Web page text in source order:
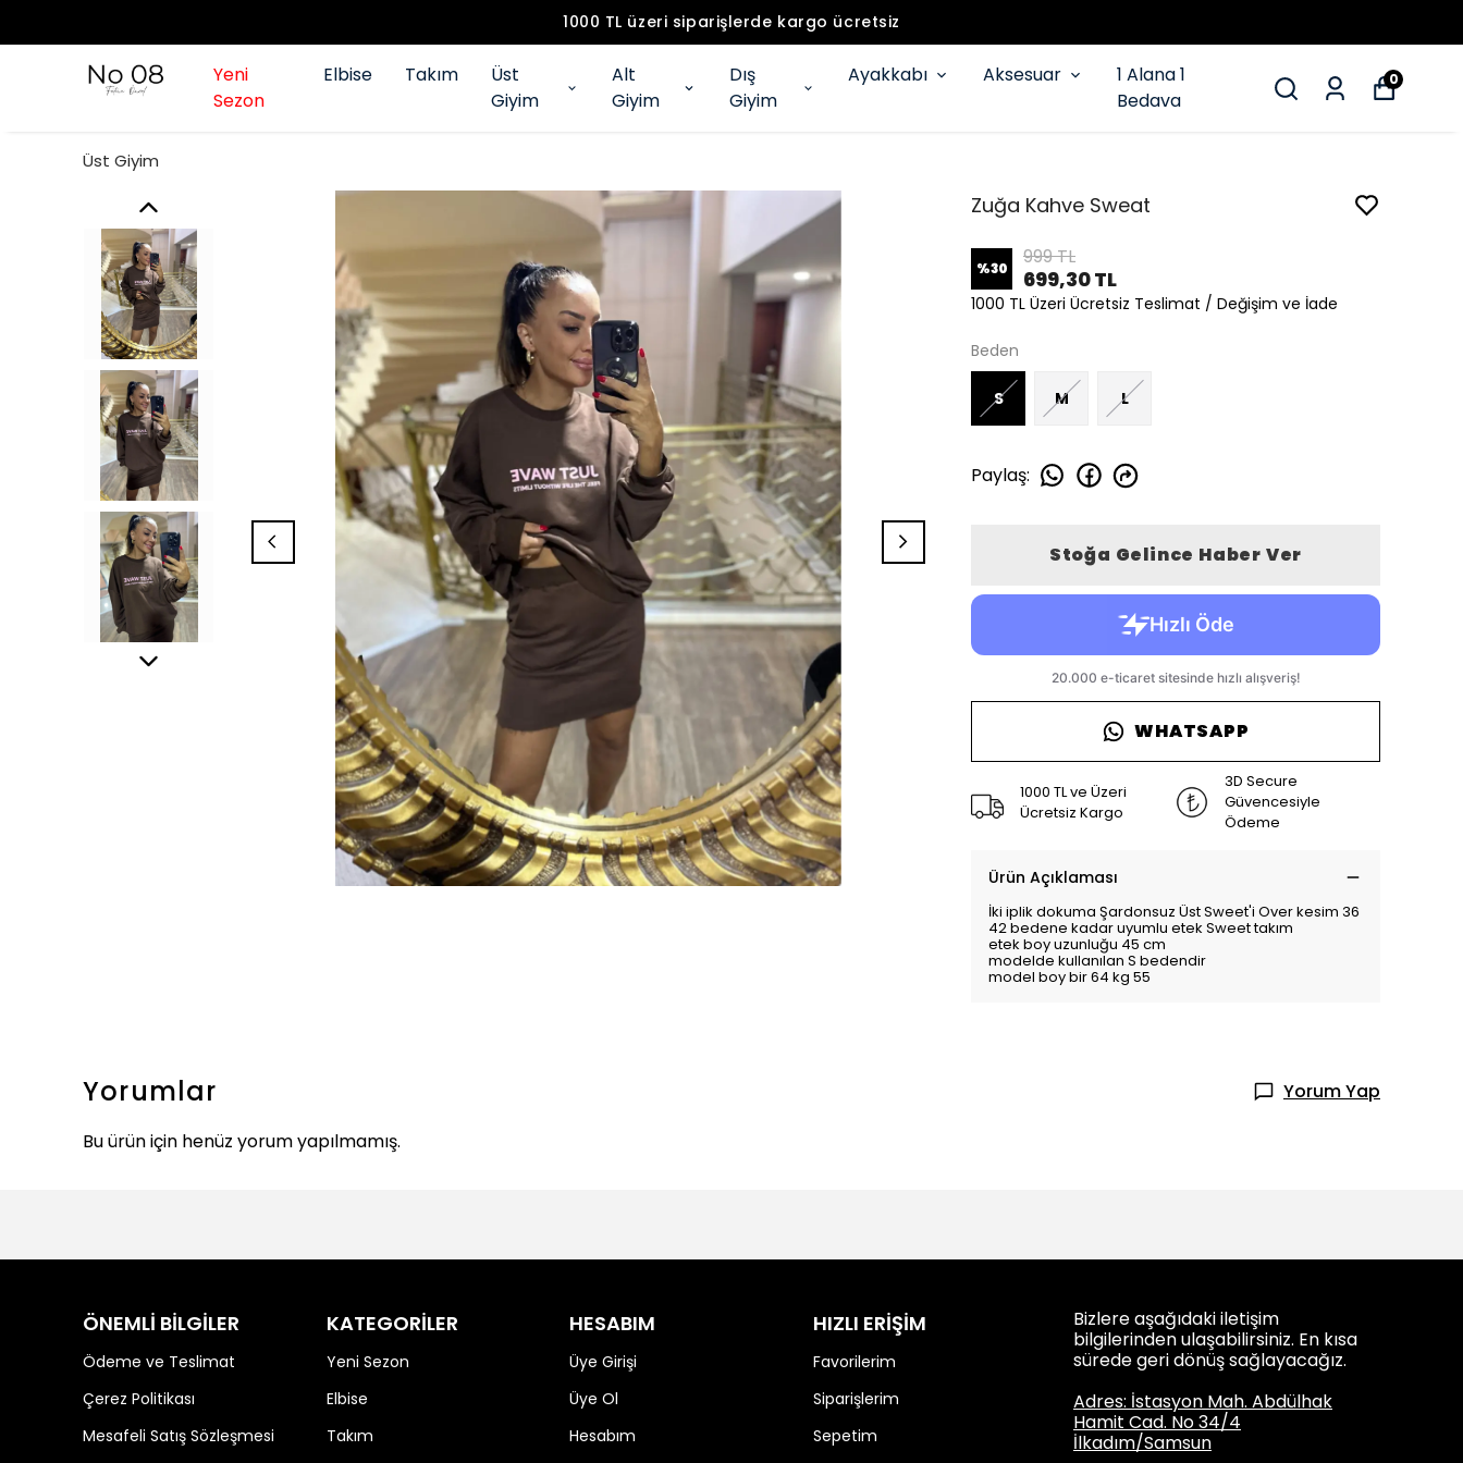
1000 TL üzeri siparişlerde kargo ücretsiz
Yeni
Sezon
Elbise Takım
Üst
Giyim
Alt
Giyim
Dış
Giyim
Ayakkabı Aksesuar
1 Alana 1
Bedava
0
Üst Giyim
Zuğa Kahve Sweat
%30 999 TL
699,30 TL
1000 TL Üzeri Ücretsiz Teslimat / Değişim ve İade
Beden
S M L
Paylaş:
Stoğa Gelince Haber Ver
WHATSAPP
1000 TL ve Üzeri
Ücretsiz Kargo
3D Secure
Güvencesiyle
Ödeme
Ürün Açıklaması
İki iplik dokuma Şardonsuz Üst Sweet'i Over kesim 36
42 bedene kadar uyumlu etek Sweet takım
etek boy uzunluğu 45 cm
modelde kullanılan S bedendir
model boy bir 64 kg 55
Yorumlar
Yorum Yap
Bu ürün için henüz yorum yapılmamış.
ÖNEMLİ BİLGİLER
Ödeme ve Teslimat
Çerez Politikası
Mesafeli Satış Sözleşmesi
KATEGORİLER
Yeni Sezon
Elbise
Takım
HESABIM
Üye Girişi
Üye Ol
Hesabım
HIZLI ERİŞİM
Favorilerim
Siparişlerim
Sepetim
Bizlere aşağıdaki iletişim
bilgilerinden ulaşabilirsiniz. En kısa
sürede geri dönüş sağlayacağız.
Adres: İstasyon Mah. Abdülhak
Hamit Cad. No 34/4
İlkadım/Samsun